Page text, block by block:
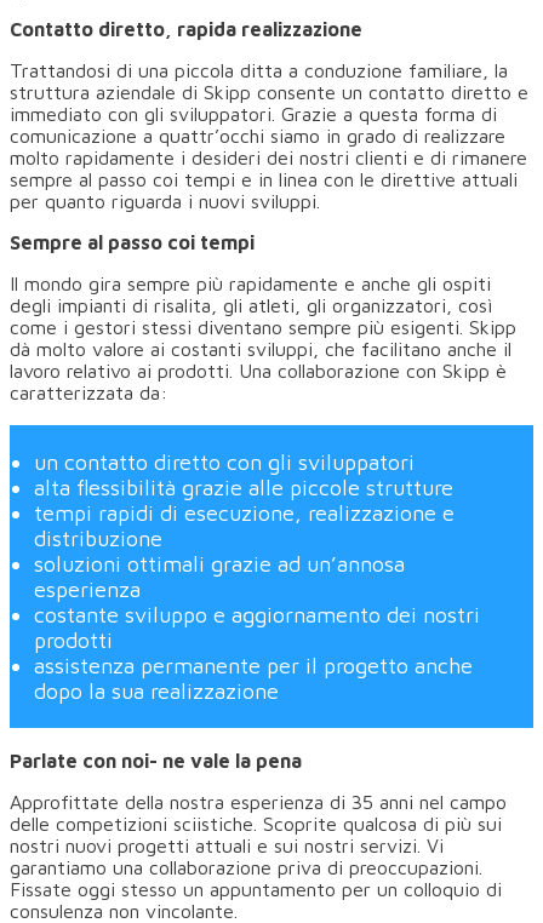
Contatto diretto, rapida realizzazione
Trattandosi di una piccola ditta a conduzione familiare, la
struttura aziendale di Skipp consente un contatto diretto e
immediato con gli sviluppatori. Grazie a questa forma di
comunicazione a quattr’occhi siamo in grado di realizzare
molto rapidamente i desideri dei nostri clienti e di rimanere
sempre al passo coi tempi e in linea con le direttive attuali
per quanto riguarda i nuovi sviluppi.
Sempre al passo coi tempi
Il mondo gira sempre più rapidamente e anche gli ospiti
degli impianti di risalita, gli atleti, gli organizzatori, così
come i gestori stessi diventano sempre più esigenti. Skipp
dà molto valore ai costanti sviluppi, che facilitano anche il
lavoro relativo ai prodotti. Una collaborazione con Skipp è
caratterizzata da:
un contatto diretto con gli sviluppatori
alta flessibilità grazie alle piccole strutture
tempi rapidi di esecuzione, realizzazione e
distribuzione
soluzioni ottimali grazie ad un’annosa
esperienza
costante sviluppo e aggiornamento dei nostri
prodotti
assistenza permanente per il progetto anche
dopo la sua realizzazione
Parlate con noi- ne vale la pena
Approfittate della nostra esperienza di 35 anni nel campo
delle competizioni sciistiche. Scoprite qualcosa di più sui
nostri nuovi progetti attuali e sui nostri servizi. Vi
garantiamo una collaborazione priva di preoccupazioni.
Fissate oggi stesso un appuntamento per un colloquio di
consulenza non vincolante.